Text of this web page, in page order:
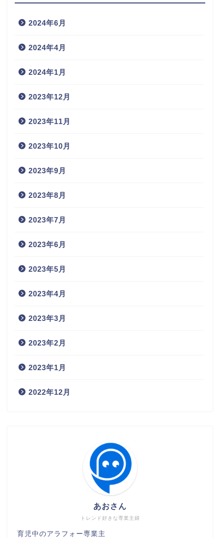
2024年6月
2024年4月
2024年1月
2023年12月
2023年11月
2023年10月
2023年9月
2023年8月
2023年7月
2023年6月
2023年5月
2023年4月
2023年3月
2023年2月
2023年1月
2022年12月
トレンド好きな専業主婦
あおさん
育児中のアラフォー専業主